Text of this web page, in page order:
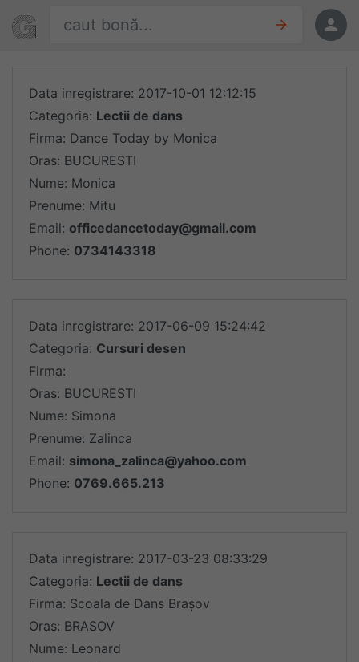
Găsește oferte
Oferte
Data inregistrare: 2017-10-01 12:12:15
Categoria: Lectii de dans
Firma: Dance Today by Monica
Oras: BUCURESTI
Nume: Monica
Prenume: Mitu
Email: officedancetoday@gmail.com
Phone: 0734143318
Data inregistrare: 2017-06-09 15:24:42
Categoria: Cursuri desen
Firma:
Oras: BUCURESTI
Nume: Simona
Prenume: Zalinca
Email: simona_zalinca@yahoo.com
Phone: 0769.665.213
Data inregistrare: 2017-03-23 08:33:29
Categoria: Lectii de dans
Firma: Scoala de Dans Brașov
Oras: BRASOV
Nume: Leonard